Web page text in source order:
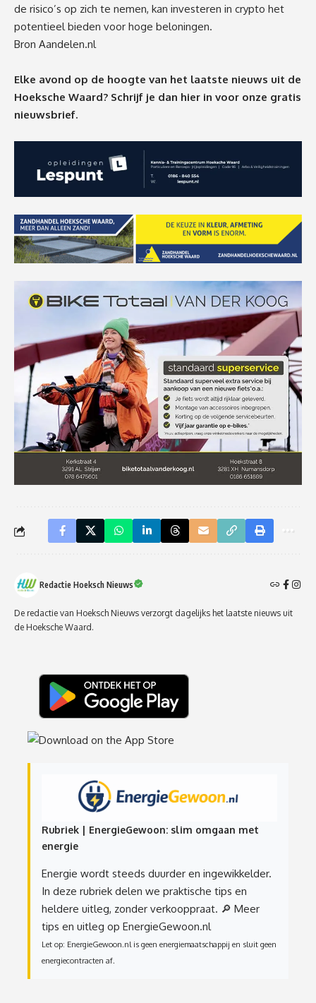
de risico’s op zich te nemen, kan investeren in crypto het
potentieel bieden voor hoge beloningen.
Bron Aandelen.nl
Elke avond op de hoogte van het laatste nieuws uit de
Hoeksche Waard? Schrijf je dan hier in voor onze gratis
nieuwsbrief.
Redactie Hoeksch Nieuws
De redactie van Hoeksch Nieuws verzorgt dagelijks het laatste nieuws uit
de Hoeksche Waard.
Rubriek | EnergieGewoon: slim omgaan met
energie
Energie wordt steeds duurder en ingewikkelder.
In deze rubriek delen we praktische tips en
heldere uitleg, zonder verkooppraat. 🔎 Meer
tips en uitleg op EnergieGewoon.nl
Let op: EnergieGewoon.nl is geen energiemaatschappij en sluit geen
energiecontracten af.